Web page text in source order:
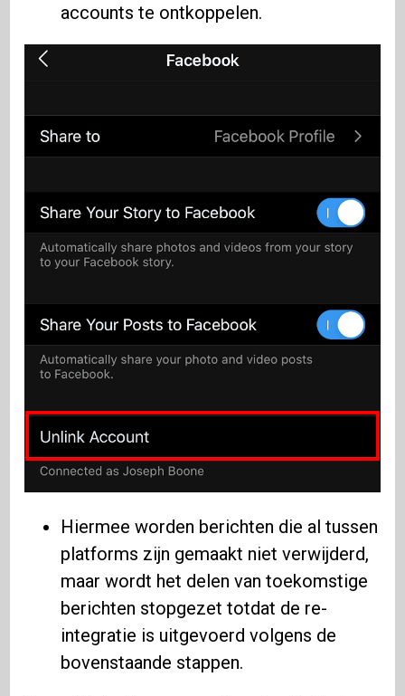
accounts te ontkoppelen.
Hiermee worden berichten die al tussen
platforms zijn gemaakt niet verwijderd,
maar wordt het delen van toekomstige
berichten stopgezet totdat de re-
integratie is uitgevoerd volgens de
bovenstaande stappen.